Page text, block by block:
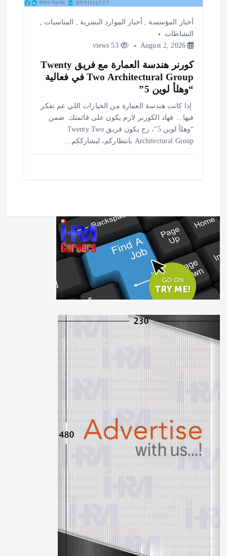
أخبار المؤسسة , أخبار الموارد البشرية , المناسبات ,
النشاطات
August 2, 2026
53 views
كورنر هندسة العمارة مع فريق Twenty
Two Architectural Group في فعالية
“وهلأ لوين 5”
️ إذا كانت هندسة العمارة من الخيارات اللي عم تفكر
فيها… فهاد الكورنر لازم يكون على قائمتك. ضمن
“وهلأ لوين 5″، رح يكون فريق Twenty Two
Architectural Group بانتظاركم، ليشارككم…